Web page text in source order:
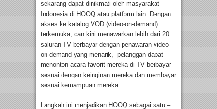
sekarang dapat dinikmati oleh masyarakat
Indonesia di HOOQ atau platform lain. Dengan
akses ke katalog VOD (video-on-demand)
terkemuka, dan kini menawarkan lebih dari 20
saluran TV berbayar dengan penawaran video-
on-demand yang menarik, pelanggan dapat
menonton acara favorit mereka di TV berbayar
sesuai dengan keinginan mereka dan membayar
sesuai kemampuan mereka.
Langkah ini menjadikan HOOQ sebagai satu –